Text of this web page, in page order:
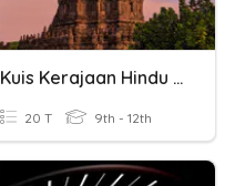
Kuis Kerajaan Hindu Budha X IPS 1
20 T 9th - 12th